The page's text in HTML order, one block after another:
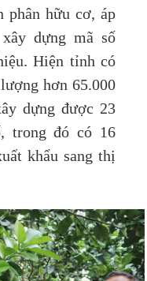
phân hữu cơ, áp
dựng mã số
Hiện tỉnh có
hơn 65.000
dựng được 23
trong đó có 16
khẩu sang thị